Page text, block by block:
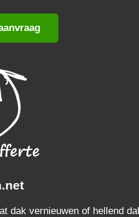
dak vernieuwen of hellend